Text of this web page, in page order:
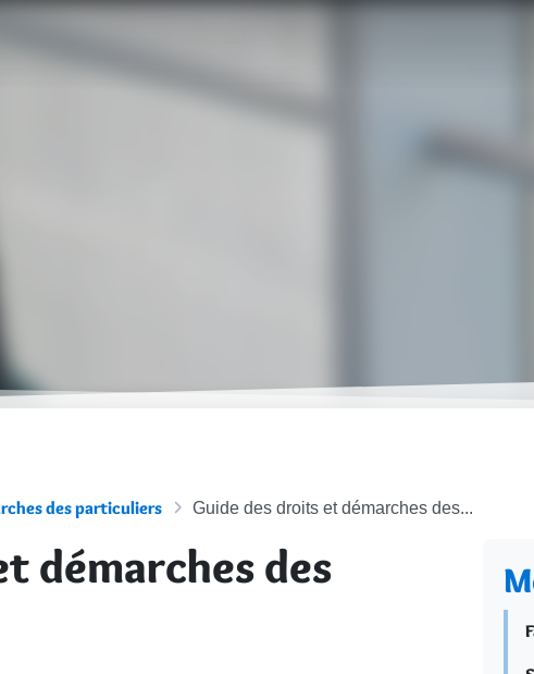
des particuliers Guide des droits et démarches des...
démarches des